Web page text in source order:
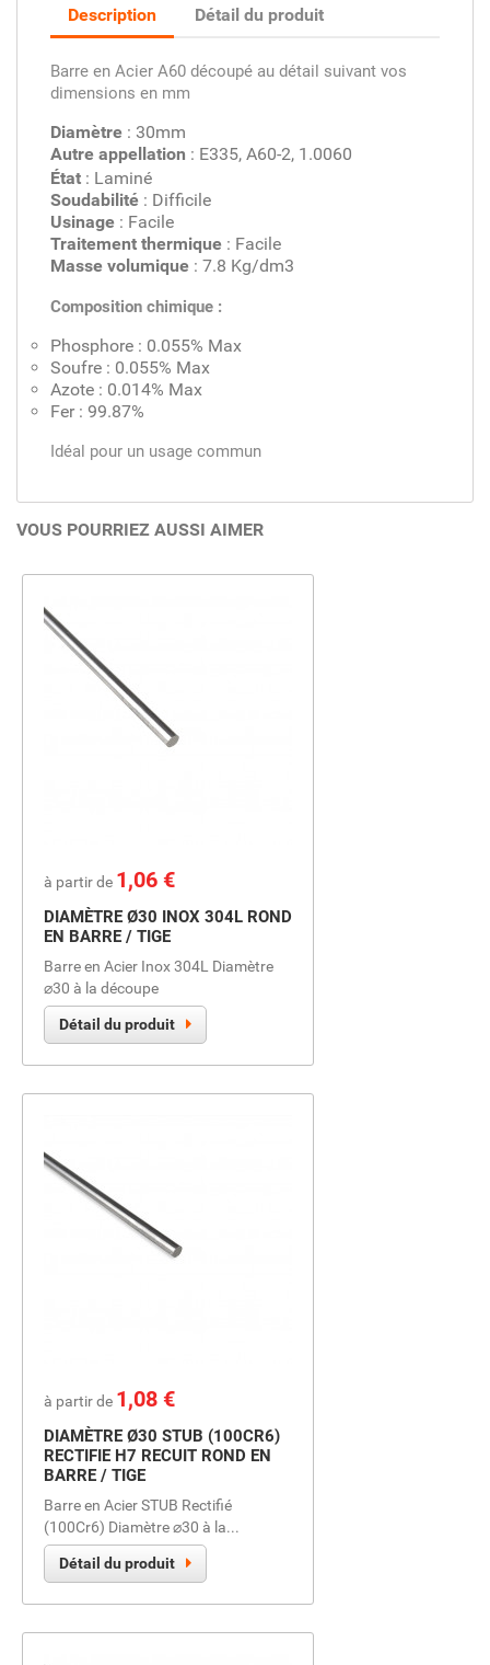
Description Détail du produit
Barre en Acier A60 découpé au détail suivant vos
dimensions en mm
Diamètre : 30mm
Autre appellation : E335, A60-2, 1.0060
État : Laminé
Soudabilité : Difficile
Usinage : Facile
Traitement thermique : Facile
Masse volumique : 7.8 Kg/dm3
Composition chimique :
Phosphore : 0.055% Max
Soufre : 0.055% Max
Azote : 0.014% Max
Fer : 99.87%
Idéal pour un usage commun
VOUS POURRIEZ AUSSI AIMER
à partir de Prix
1,06 €
DIAMÈTRE Ø30 INOX 304L ROND
EN BARRE / TIGE
Barre en Acier Inox 304L Diamètre
⌀30 à la découpe
Détail du produit
à partir de Prix
1,08 €
DIAMÈTRE Ø30 STUB (100CR6)
RECTIFIE H7 RECUIT ROND EN
BARRE / TIGE
Barre en Acier STUB Rectifié
(100Cr6) Diamètre ⌀30 à la...
Détail du produit